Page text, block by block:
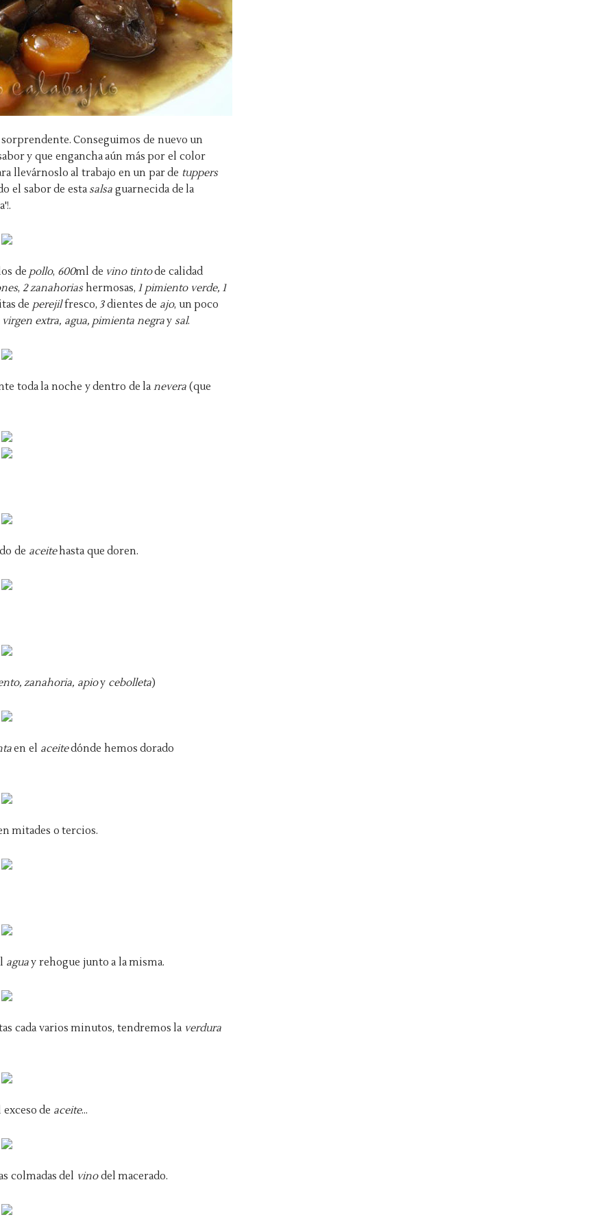
Conseguimos de nuevo un
y que engancha aún más por el color
llevárnoslo al trabajo en un par de tuppers
el sabor de esta salsa guarnecida de la
de pollo, 600ml de vino tintode calidad
, 2 zanahoriashermosas, 1 pimiento verde, 1
de perejilfresco, 3dientes de ajo, un poco
virgen extra, agua, pimienta negray sal.
toda la noche y dentro de lanevera (que
de aceitehasta que doren.
zanahoria, apioy cebolleta)
en el aceitedónde hemos dorado
mitades o tercios.
aguay rehogue junto a la misma.
cada varios minutos, tendremos la verdura
de aceite...
colmadas del vinodel macerado.